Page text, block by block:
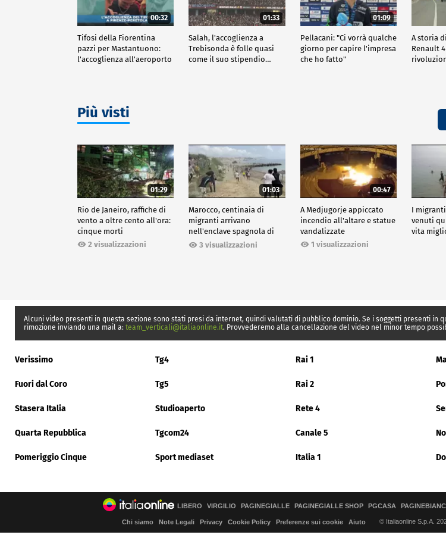
00:32
Tifosi della Fiorentina
pazzi per Mastantuono:
l'accoglienza all'aeroporto
01:33
Salah, l'accoglienza a
Trebisonda è folle quasi
come il suo stipendio…
01:09
Pellacani: "Ci vorrà qualche
giorno per capire l'impresa
che ho fatto"
A storia
Renault
Più visti
01:29
Rio de Janeiro, raffiche di
vento a oltre cento all'ora:
cinque morti
2 visualizzazioni
01:03
Marocco, centinaia di
migranti arrivano
nell'enclave spagnola di
Ceuta3 visualizzazioni
00:47
A Medjugorje appiccato
incendio all'altare e statue
vandalizzate
1 visualizzazioni
I
venuti
vita
Alcuni video presenti in questa sezione sono stati presi da internet, quindi valutati di pubblico dominio. Se i soggetti presenti
rimozione inviando una mail a: team_verticali@italiaonline.it. Provvederemo alla cancellazione del video nel minor tempo
Verissimo Tg4 Rai 1
Fuori dal Coro Tg5 Rai 2
Stasera Italia Studioaperto Rete 4
Quarta Repubblica Tgcom24 Canale 5
Pomeriggio Cinque Sport mediaset Italia 1
LIBERO VIRGILIO PAGINEGIALLE PAGINEGIALLE SHOP PGCASA
Chi siamo Note Legali Privacy Cookie Policy Preferenze sui cookie Aiuto © Italiaonline S.p.A.